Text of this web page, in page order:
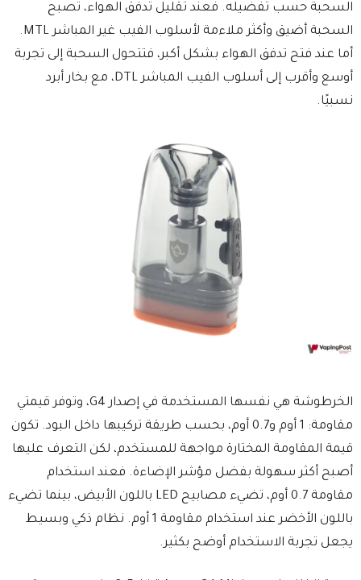
السحبة حسب تفضيله. فعند تقليل تدفق الهواء، تصبح
السحبة أضيق وأكثر ملاءمة لأسلوب الفيب غير المباشر MTL.
أما عند فتح تدفق الهواء بشكل أكبر، فتتحول السحبة إلى تجربة
أوسع وأقرب إلى أسلوب الفيب المباشر DTL، مع بخار أبرد
نسبيًا.
الخرطوشة هي نفسها المستخدمة في إصدار G4، وتوفر قيمتي
مقاومة: 1 أوم و0.7 أوم، بحسب طريقة تركيبها داخل البود. تكون
قيمة المقاومة المختارة مواجهة للمستخدم، لكن التعرف عليها
أصبح أكثر سهولة بفضل مؤشر الإضاءة. فعند استخدام
مقاومة 0.7 أوم، تضيء مصابيح LED باللون الأبيض، بينما تضيء
باللون الأخضر عند استخدام مقاومة 1 أوم. نظام ذكي وبسيط
يجعل تجربة الاستخدام أوضح بكثير.